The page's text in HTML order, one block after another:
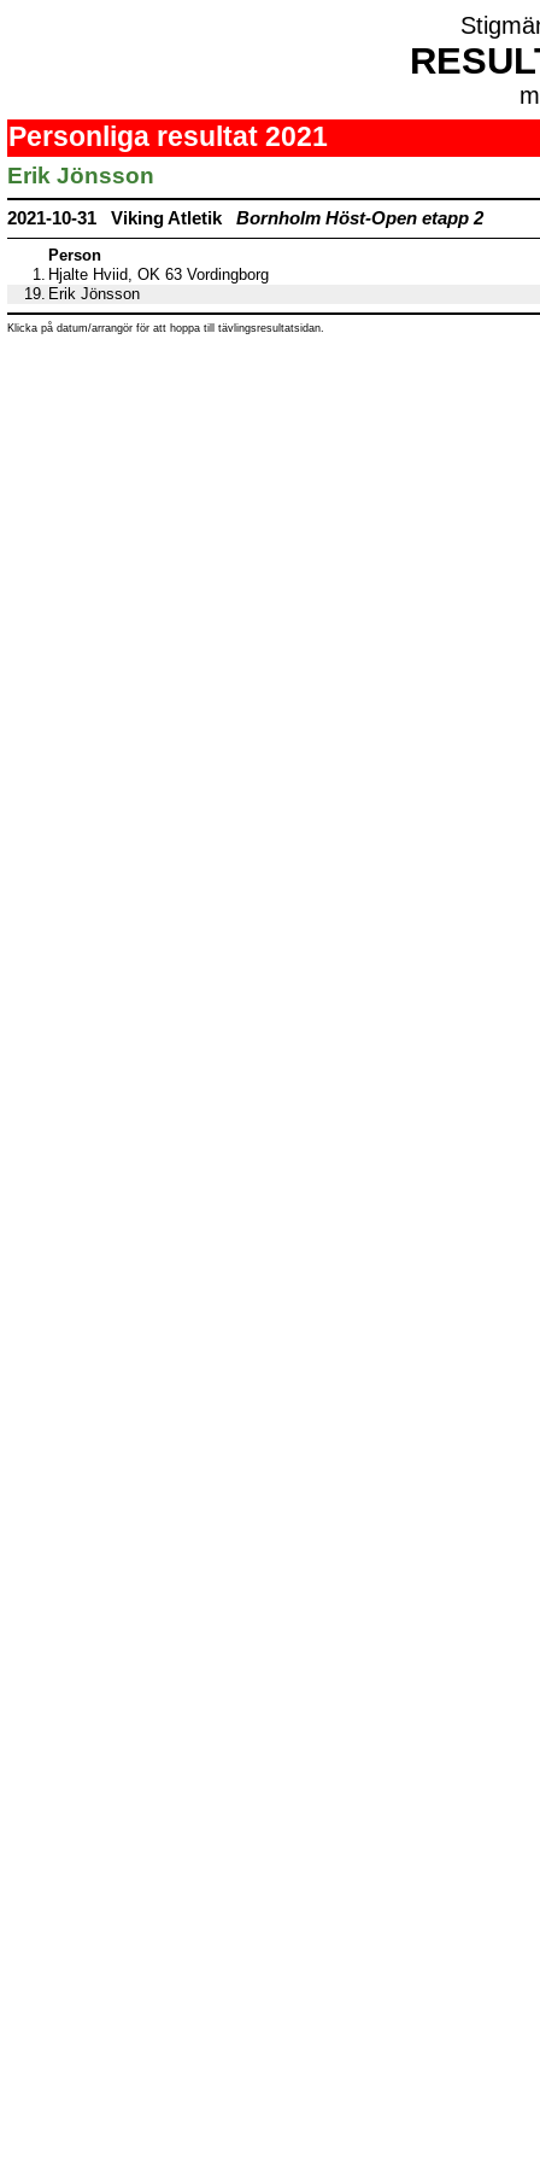
Personliga resultat 2021
Erik Jönsson
2021-10-31 Viking Atletik Bornholm Höst-Open etapp 2
Person
1. Hjalte Hviid, OK 63 Vordingborg
19. Erik Jönsson
Klicka på datum/arrangör för att hoppa till tävlingsresultatsidan.